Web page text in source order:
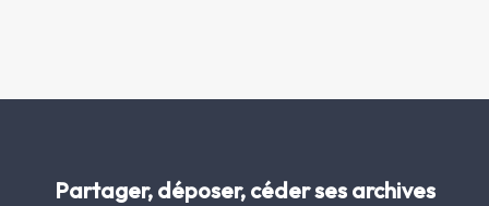
Partager, déposer, céder ses archives